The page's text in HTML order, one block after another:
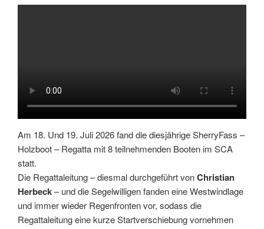
Am 18. Und 19. Juli 2026 fand die diesjährige SherryFass –
Holzboot – Regatta mit 8 teilnehmenden Booten im SCA
statt.
Die Regattaleitung – diesmal durchgeführt vonChristian
Herbeck– und die Segelwilligen fanden eine Westwindlage
und immer wieder Regenfronten vor, sodass die
Regattaleitung eine kurze Startverschiebung vornehmen